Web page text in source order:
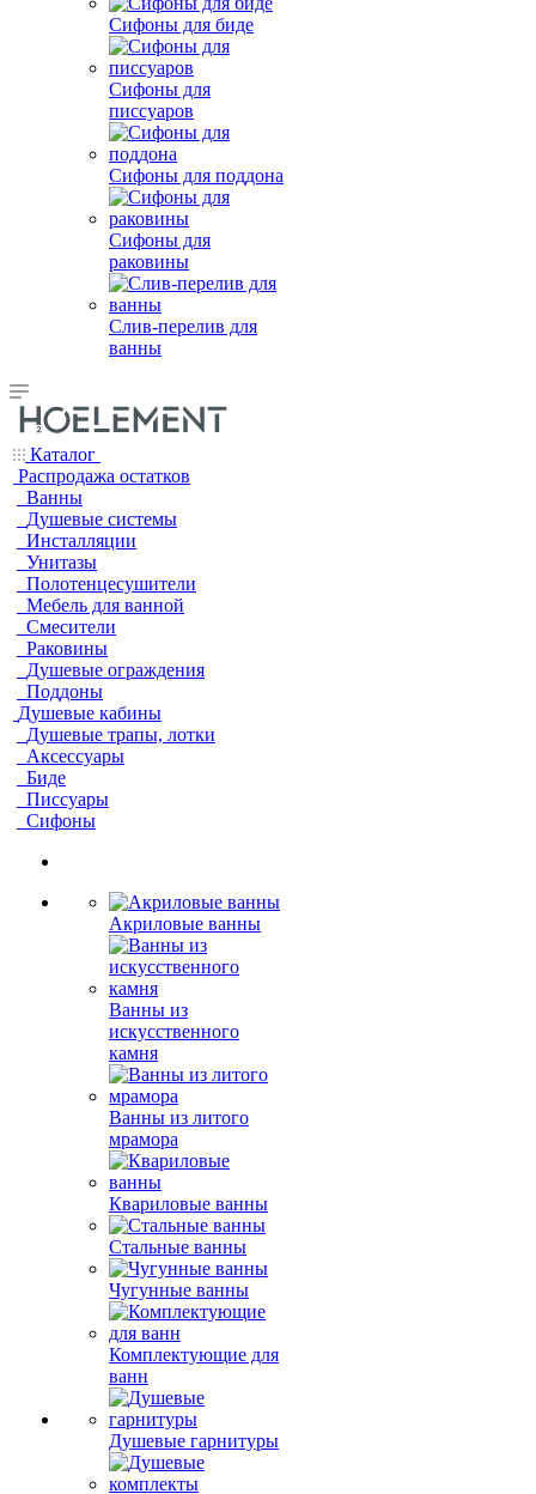
Сифоны для биде
Сифоны для
писсуаров
Сифоны для поддона
Сифоны для
раковины
Слив-перелив для
ванны
Каталог
Распродажа остатков
Ванны
Душевые системы
Инсталляции
Унитазы
Полотенцесушители
Мебель для ванной
Смесители
Раковины
Душевые ограждения
Поддоны
Душевые кабины
Душевые трапы, лотки
Аксессуары
Биде
Писсуары
Сифоны
Акриловые ванны
Ванны из
искусственного
камня
Ванны из литого
мрамора
Квариловые ванны
Стальные ванны
Чугунные ванны
Комплектующие для
ванн
Душевые гарнитуры